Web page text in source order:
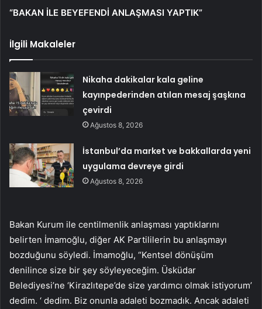
“BAKAN İLE BEYEFENDİ ANLAŞMASI YAPTIK”
İlgili Makaleler
Nikaha dakikalar kala geline
kayınpederinden atılan mesaj şaşkına
çevirdi
Ağustos 8, 2026
İstanbul’da market ve bakkallarda yeni
uygulama devreye girdi
Ağustos 8, 2026
Bakan Kurum ile centilmenlik anlaşması yaptıklarını
belirten İmamoğlu, diğer AK Partililerin bu anlaşmayı
bozduğunu söyledi. İmamoğlu, “Kentsel dönüşüm
denilince size bir şey söyleyeceğim. Üsküdar
Belediyesi’ne ‘Kirazlıtepe’de size yardımcı olmak istiyorum’
dedim. ‘ dedim. Biz onunla adaleti bozmadık. Ancak adaleti